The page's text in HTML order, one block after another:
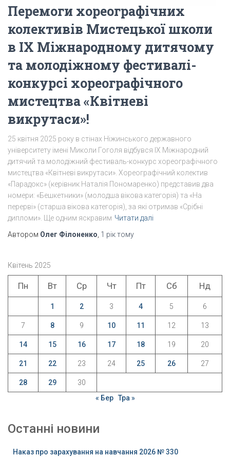
Перемоги хореографічних
колективів Мистецької школи
в IX Міжнародному дитячому
та молодіжному фестивалі-
конкурсі хореографічного
мистецтва «Квітневі
викрутаси»!
25 квітня 2025 року в стінах Ніжинського державного
університету імені Миколи Гоголя відбувся IX Міжнародний
дитячий та молодіжний фестиваль-конкурс хореографічного
мистецтва «Квітневі викрутаси». Хореографічний колектив
«Парадокс» (керівник Наталія Пономаренко) представив два
номери: «Бешкетники» (молодша вікова категорія) та «На
перерві» (старша вікова категорія), за які отримав «Срібні
дипломи». Ще одним яскравим Читати далі
Автором Олег Філоненко, 1 ріктому
Квітень 2025
Пн Вт Ср Чт Пт Сб Нд
1 2 3 4 5 6
7 8 9 10 11 12 13
14 15 16 17 18 19 20
21 22 23 24 25 26 27
28 29
30
« Бер Тра »
Останні новини
Наказ про зарахування на навчання 2026 № 330